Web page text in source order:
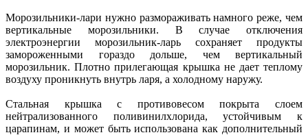
Морозильники-лари нужно размораживать намного реже, чем
вертикальные морозильники. В случае отключения
электроэнергии морозильник-ларь сохраняет продукты
замороженными гораздо дольше, чем вертикальный
морозильник. Плотно прилегающая крышка не дает теплому
воздуху проникнуть внутрь ларя, а холодному наружу.
Стальная крышка с противовесом покрыта слоем
нейтрализованного поливинилхлорида, устойчивым к
царапинам, и может быть использована как дополнительный